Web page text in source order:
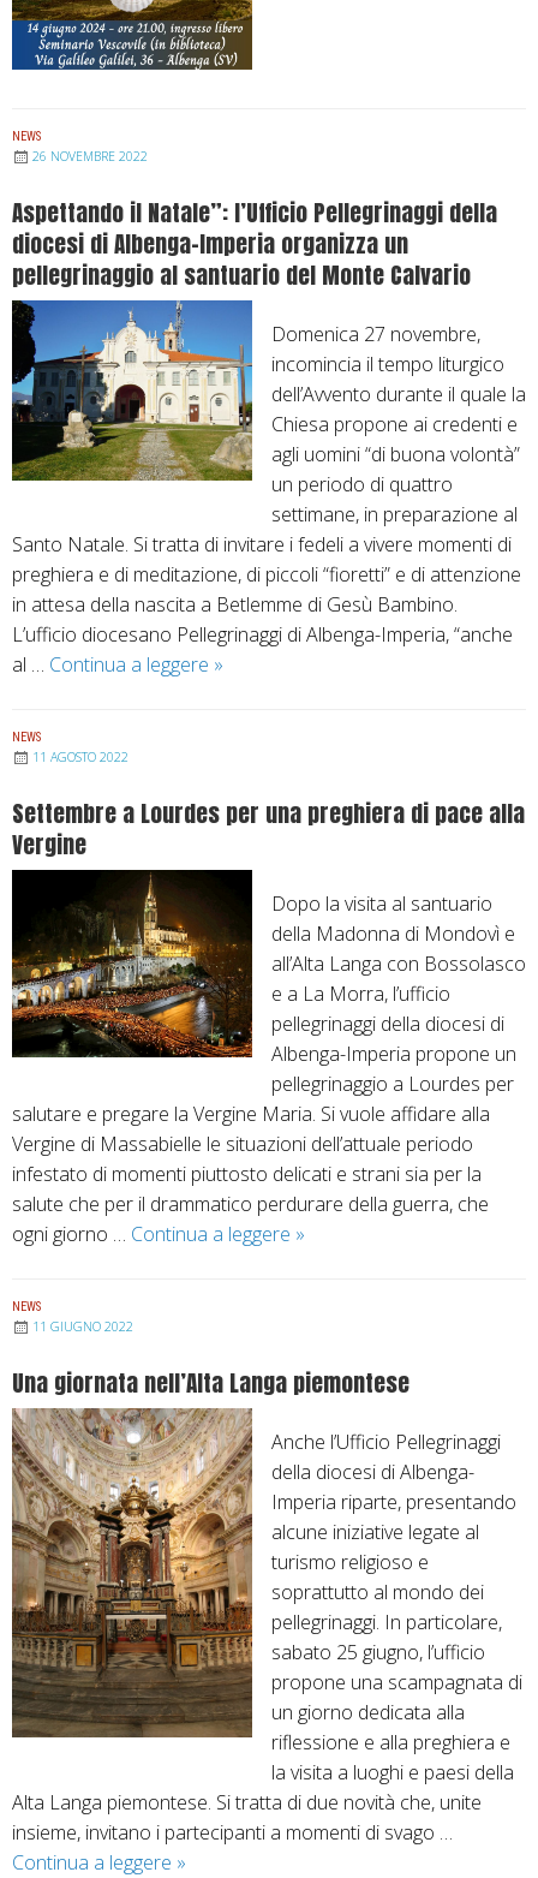
P
e
l
r
i
n
a
g
g
i
o
d
i
e
s
a
n
o
o
a
NEWS
26 NOVEMBRE 2022
Aspettando il Natale”: l’Ufficio Pellegrinaggi della
diocesi di Albenga-Imperia organizza un
pellegrinaggio al santuario del Monte Calvario
Domenica 27 novembre,
incomincia il tempo liturgico
dell’Avvento durante il quale la
Chiesa propone ai credenti e
agli uomini “di buona volontà”
un periodo di quattro
settimane, in preparazione al
Santo Natale. Si tratta di invitare i fedeli a vivere momenti di
preghiera e di meditazione, di piccoli “fioretti” e di attenzione
in attesa della nascita a Betlemme di Gesù Bambino.
L’ufficio diocesano Pellegrinaggi di Albenga-Imperia, “anche
al … Continua a leggere A
t
n
o
i
l
N
a
a
l
e
”
:
i
c
i
o
P
e
l
l
e
g
r
i
n
g
g
»
NEWS
11 AGOSTO 2022
Settembre a Lourdes per una preghiera di pace alla
Vergine
Dopo la visita al santuario
della Madonna di Mondovì e
all’Alta Langa con Bossolasco
e a La Morra, l’ufficio
pellegrinaggi della diocesi di
Albenga-Imperia propone un
pellegrinaggio a Lourdes per
salutare e pregare la Vergine Maria. Si vuole affidare alla
Vergine di Massabielle le situazioni dell’attuale periodo
infestato di momenti piuttosto delicati e strani sia per la
salute che per il drammatico perdurare della guerra, che
ogni giorno … Continua a leggere S
m
r
e
a
L
o
u
r
d
e
s
p
e
r
u
»
NEWS
11 GIUGNO 2022
Una giornata nell’Alta Langa piemontese
Anche l’Ufficio Pellegrinaggi
della diocesi di Albenga-
Imperia riparte, presentando
alcune iniziative legate al
turismo religioso e
soprattutto al mondo dei
pellegrinaggi. In particolare,
sabato 25 giugno, l’ufficio
propone una scampagnata di
un giorno dedicata alla
riflessione e alla preghiera e
la visita a luoghi e paesi della
Alta Langa piemontese. Si tratta di due novità che, unite
insieme, invitano i partecipanti a momenti di svago …
Continua a leggere U
»